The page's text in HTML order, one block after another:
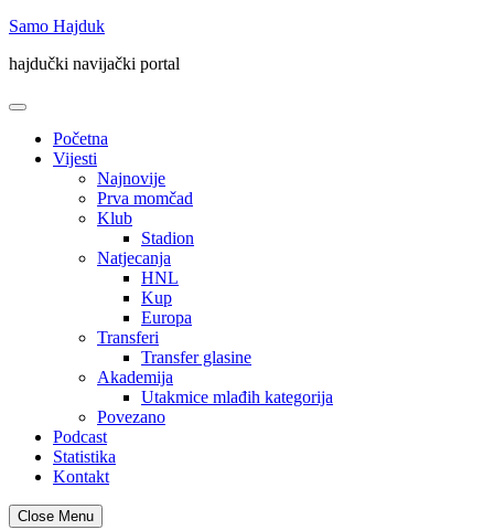
Samo Hajduk
hajdučki navijački portal
Početna
Vijesti
Najnovije
Prva momčad
Klub
Stadion
Natjecanja
HNL
Kup
Europa
Transferi
Transfer glasine
Akademija
Utakmice mlađih kategorija
Povezano
Podcast
Statistika
Kontakt
Close Menu